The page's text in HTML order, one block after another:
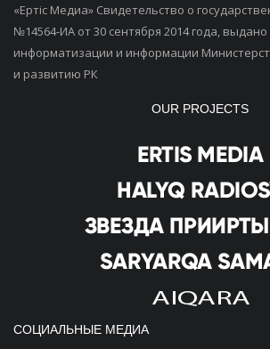
«Ертiс Медиа» Свидетельство о
№14564-ИА от 30 сентября 2014 года,
информатизации и информации
и развитию РК
OUR PROJECTS
СОЦИАЛЬНЫЕ МЕДИА